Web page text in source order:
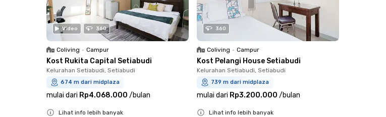
Video 360
Coliving • Campur
Kost Rukita Capital Setiabudi
Kelurahan Setiabudi, Setiabudi
674 m dari midplaza
mulai dari Rp4.068.000 /bulan
Lihat info lebih banyak
360
Coliving • Campur
Kost Pelangi House Setiabudi
Kelurahan Setiabudi, Setiabudi
739 m dari midplaza
mulai dari Rp3.200.000 /bulan
Lihat info lebih banyak